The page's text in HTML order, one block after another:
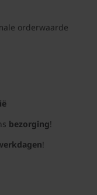
orderwaarde
bezorging!
!